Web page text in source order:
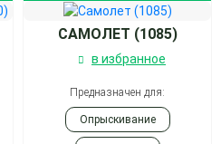
САМОЛЕТ (1085)
в избранное
Предназначен для:
Опрыскивание